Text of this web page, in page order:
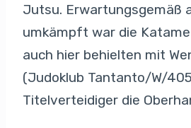
Jutsu. Erwartungsgemäß
umkämpft war die
auch hier behielten mit
(Judoklub Tantanto/W/
Titelverteidiger die